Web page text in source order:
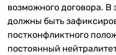
возможного договора. В
должны быть
постконфликтного
постоянный